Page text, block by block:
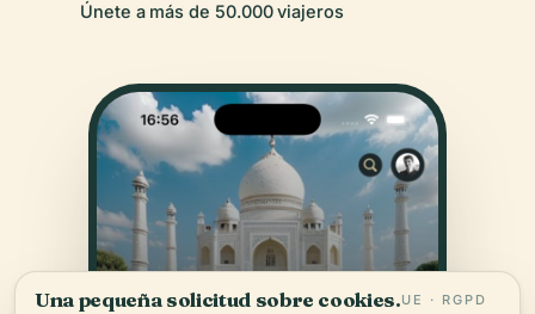
Únete a más de 50.000 viajeros
Una pequeña solicitud sobre cookies.UE · RGPD